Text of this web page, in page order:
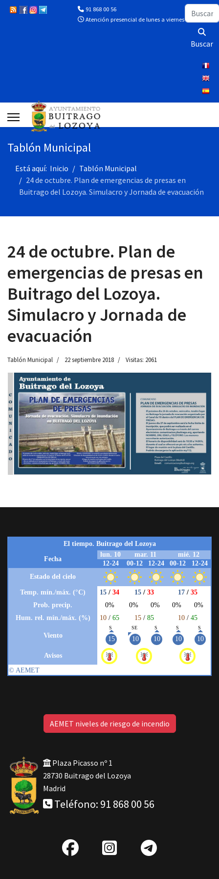
91 868 00 56
Atención presencial de lunes a viernes de 10:00 a
Buscar
Buscar
Tablón Municipal
Está aquí: Inicio
Tablón Municipal
24 de octubre. Plan de emergencias de presas en
Buitrago del Lozoya. Simulacro y Jornada de evacuación
24 de octubre. Plan de
emergencias de presas en
Buitrago del Lozoya.
Simulacro y Jornada de
evacuación
Tablón Municipal 22 septiembre 2018 Visitas: 2061
AEMET niveles de riesgo de incendio
Plaza Picasso nº 1
28730 Buitrago del Lozoya
Madrid
Teléfono: 91 868 00 56
fab
IG